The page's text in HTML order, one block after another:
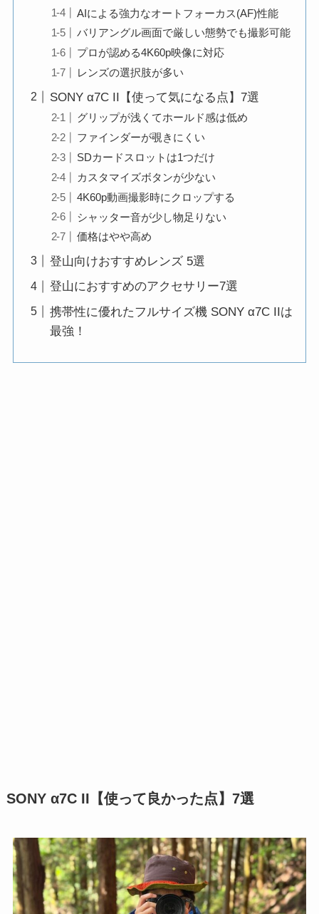
AIによる強力なオートフォーカス(AF)性能
バリアングル画面で厳しい態勢でも撮影可能
プロが認める4K60p映像に対応
レンズの選択肢が多い
SONY α7C II【使って気になる点】7選
グリップが浅くてホールド感は低め
ファインダーが覗きにくい
SDカードスロットは1つだけ
カスタマイズボタンが少ない
4K60p動画撮影時にクロップする
シャッター音が少し物足りない
価格はやや高め
登山向けおすすめレンズ 5選
登山におすすめのアクセサリー7選
携帯性に優れたフルサイズ機 SONY α7C IIは
最強！
SONY α7C II【使って良かった点】7選